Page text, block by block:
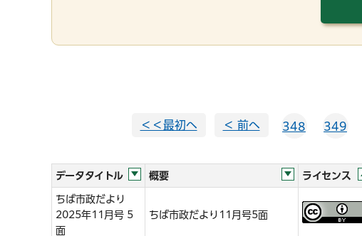
＜＜最初へ ＜ 前へ 348 349
データタイトル 概要 ライセンス
ちば市政だより
2025年11月号 5
面
ちば市政だより11月号5面